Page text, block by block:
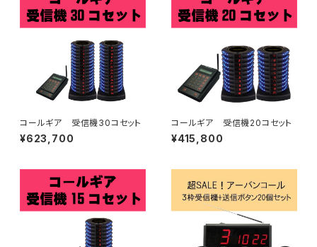
コールギア 受信機30コセット
¥623,700
コールギア 受信機20コセット
¥415,800